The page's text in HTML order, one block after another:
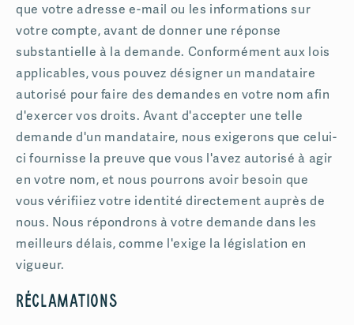
que votre adresse e-mail ou les informations sur
votre compte, avant de donner une réponse
substantielle à la demande. Conformément aux lois
applicables, vous pouvez désigner un mandataire
autorisé pour faire des demandes en votre nom afin
d'exercer vos droits. Avant d'accepter une telle
demande d'un mandataire, nous exigerons que celui-
ci fournisse la preuve que vous l'avez autorisé à agir
en votre nom, et nous pourrons avoir besoin que
vous vérifiiez votre identité directement auprès de
nous. Nous répondrons à votre demande dans les
meilleurs délais, comme l'exige la législation en
vigueur.
Réclamations